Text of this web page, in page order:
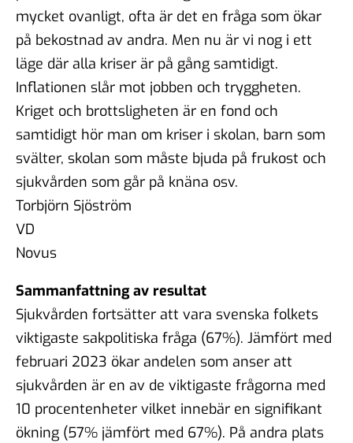
mycket ovanligt, ofta är det en fråga som ökar
på bekostnad av andra. Men nu är vi nog i ett
läge där alla kriser är på gång samtidigt.
Inflationen slår mot jobben och tryggheten.
Kriget och brottsligheten är en fond och
samtidigt hör man om kriser i skolan, barn som
svälter, skolan som måste bjuda på frukost och
sjukvården som går på knäna osv.
Torbjörn Sjöström
VD
Novus
Sammanfattning av resultat
Sjukvården fortsätter att vara svenska folkets
viktigaste sakpolitiska fråga (67%). Jämfört med
februari 2023 ökar andelen som anser att
sjukvården är en av de viktigaste frågorna med
10 procentenheter vilket innebär en signifikant
ökning (57% jämfört med 67%). På andra plats